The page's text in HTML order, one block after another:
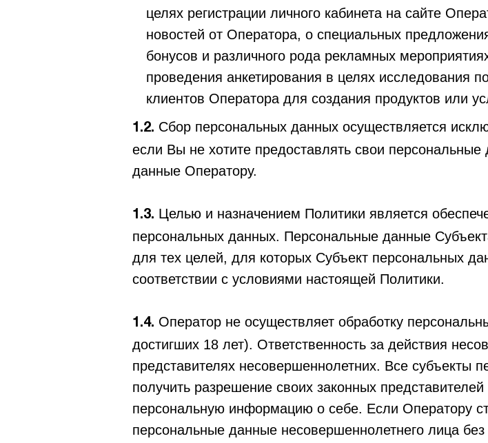
целях регистрации личного кабинета на сайте
новостей от Оператора, о специальных
бонусов и различного рода рекламных
проведения анкетирования в целях исследования
клиентов Оператора для создания продуктов или
1.2. Сбор персональных данных осуществляется
если Вы не хотите предоставлять свои
данные Оператору.
1.3. Целью и назначением Политики является
персональных данных. Персональные данные
для тех целей, для которых Субъект персональных
соответствии с условиями настоящей Политики.
1.4. Оператор не осуществляет обработку
достигших 18 лет). Ответственность за действия
представителях несовершеннолетних. Все субъекты
получить разрешение своих законных
персональную информацию о себе. Если Оператору
персональные данные несовершеннолетнего лица без